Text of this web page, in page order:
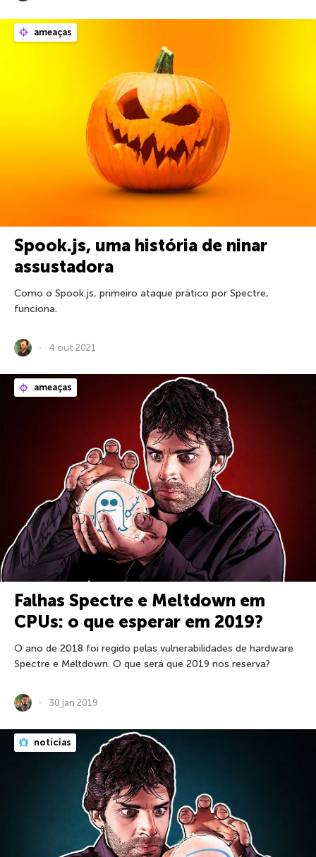
ameaças
Spook.js, uma história de ninar
assustadora
Como o Spook.js, primeiro ataque prático por Spectre,
funciona.
4 out 2021
ameaças
Falhas Spectre e Meltdown em
CPUs: o que esperar em 2019?
O ano de 2018 foi regido pelas vulnerabilidades de hardware
Spectre e Meltdown. O que será que 2019 nos reserva?
30 jan 2019
notícias